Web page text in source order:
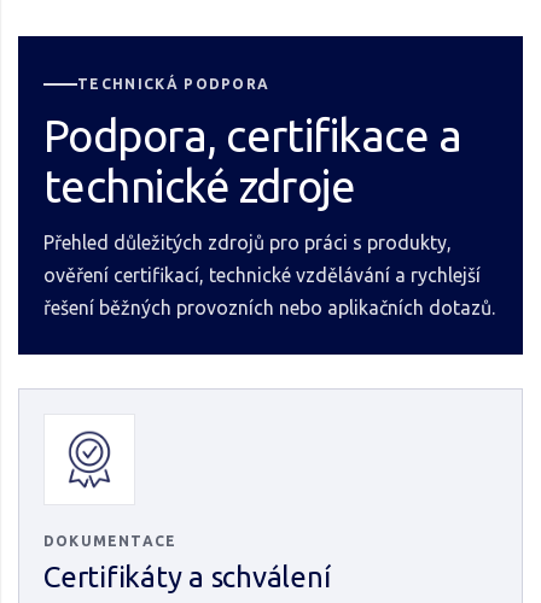
TECHNICKÁ PODPORA
Podpora, certifikace a
technické zdroje
Přehled důležitých zdrojů pro práci s produkty,
ověření certifikací, technické vzdělávání a rychlejší
řešení běžných provozních nebo aplikačních dotazů.
DOKUMENTACE
Certifikáty a schválení